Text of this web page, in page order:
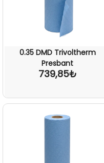
0.35 DMD Trivoltherm
Presbant
739,85₺